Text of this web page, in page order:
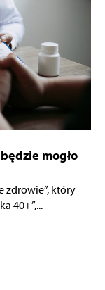
mogło
zdrowie”, który
40+”,...